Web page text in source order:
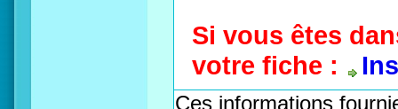
Si vous êtes
votre fiche :
Ces informations